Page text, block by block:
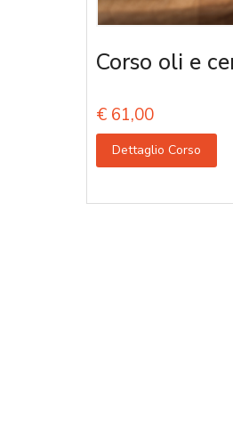
Corso oli e
€ 61,00
Dettaglio Corso